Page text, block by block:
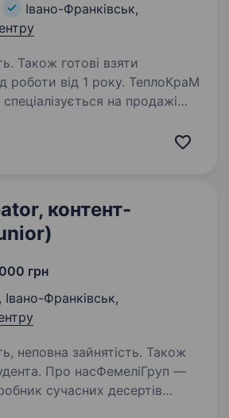
Івано-Франківськ,
Також готові взяти
від 1 року. ТеплоКраМ
на продажі
посилюємо
контент-
грн
, Івано-Франківськ,
неповна зайнятість. Також
—
сучасних десертів